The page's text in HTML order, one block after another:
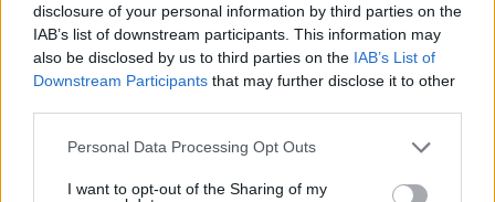
disclosure of your personal information by third parties on the
IAB’s list of downstream participants. This information may
also be disclosed by us to third parties on the IAB’s List of
Downstream Participants that may further disclose it to other
Please note that this website/app uses one or more Google
not limited to your visit or usage behaviour. You may click to
Personal Data Processing Opt Outs
I want to opt-out of the Sharing of my
EMAIL